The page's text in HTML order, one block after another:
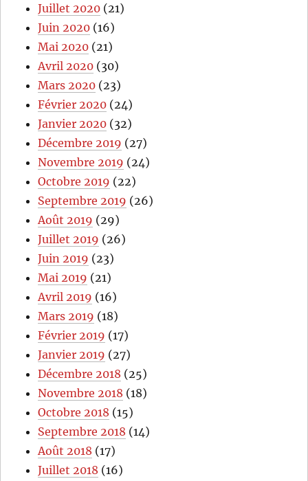
Juillet 2020 (21)
Juin 2020 (16)
Mai 2020 (21)
Avril 2020 (30)
Mars 2020 (23)
Février 2020 (24)
Janvier 2020 (32)
Décembre 2019 (27)
Novembre 2019 (24)
Octobre 2019 (22)
Septembre 2019 (26)
Août 2019 (29)
Juillet 2019 (26)
Juin 2019 (23)
Mai 2019 (21)
Avril 2019 (16)
Mars 2019 (18)
Février 2019 (17)
Janvier 2019 (27)
Décembre 2018 (25)
Novembre 2018 (18)
Octobre 2018 (15)
Septembre 2018 (14)
Août 2018 (17)
Juillet 2018 (16)